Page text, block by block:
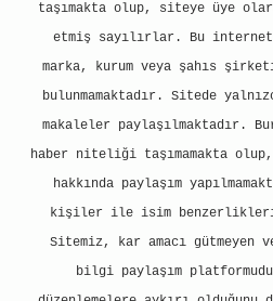
taşımakta olup, siteye üye
etmiş sayılırlar. Bu
marka, kurum veya şahıs
bulunmamaktadır. Sitede
makaleler paylaşılmaktadır.
haber niteliği taşımamakta
hakkında paylaşım
kişiler ile isim benzerlikleri
Sitemiz, kar amacı gütmeyen
bilgi paylaşım